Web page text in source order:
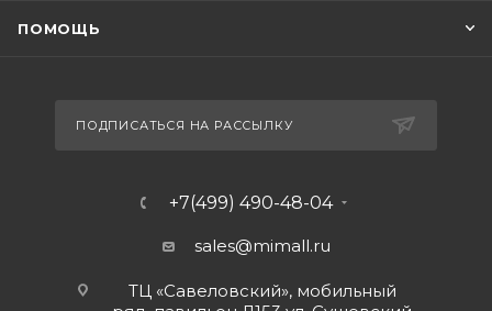
ПОМОЩЬ
ПОДПИСАТЬСЯ НА РАССЫЛКУ
+7(499) 490-48-04
sales@mimall.ru
ТЦ «Савеловский», мобильный